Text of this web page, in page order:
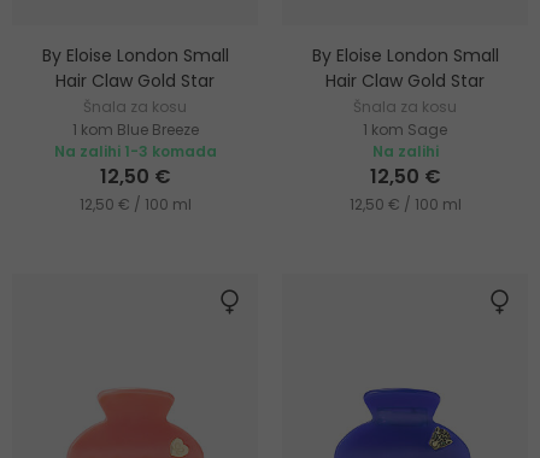
By Eloise London Small
Hair Claw Gold Star
Šnala za kosu
1 kom Blue Breeze
Na zalihi 1-3 komada
12,50 €
12,50 € / 100 ml
By Eloise London Small
Hair Claw Gold Star
Šnala za kosu
1 kom Sage
Na zalihi
12,50 €
12,50 € / 100 ml